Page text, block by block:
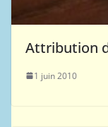
Attribution
1 juin 2010